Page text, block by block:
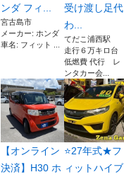
ンダ フィ...
宮古島市
メーカー: ホンダ
車名: フィット ...
受け渡し足代
わ...
てだこ浦西駅
走行６万キロ台
低燃費 代行 レ
ンタカー会...
【オンライン
決済】H30 ホ
⭐27年式★フ
ィットハイブ